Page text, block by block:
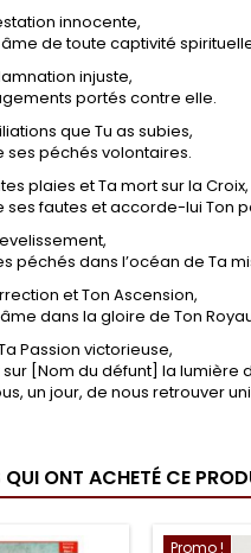
innocente,
de toute captivité
injuste,
portés contre elle.
que Tu as subies,
ses péchés volontaires.
plaies et Ta mort sur la Croix,
ses fautes et accorde-lui Ton
péchés dans l’océan de Ta
et Ton Ascension,
dans la gloire de Ton
Passion victorieuse,
[Nom du défunt] la lumière
un jour, de nous retrouver
QUI ONT ACHETÉ CE
Promo !